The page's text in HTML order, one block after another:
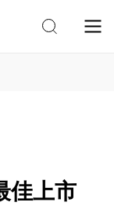
佳上市